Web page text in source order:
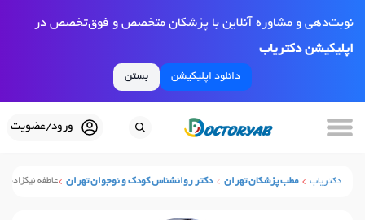
نوبت‌دهی و مشاوره آنلاین با پزشکان متخصص و فوق‌تخصص در
اپلیکیشن دکتریاب
دانلود اپلیکیشن بستن
ورود/عضویت
دکتریاب مطب پزشکان تهران دکتر روانشناس کودک و نوجوان تهران عاطفه نیکزاده